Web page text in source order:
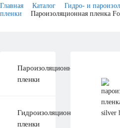
Главная Каталог Гидро- и
пленки
Пароизоляционная пленка
Пароизоляционные
пленки
Гидроизоляционные
пленки